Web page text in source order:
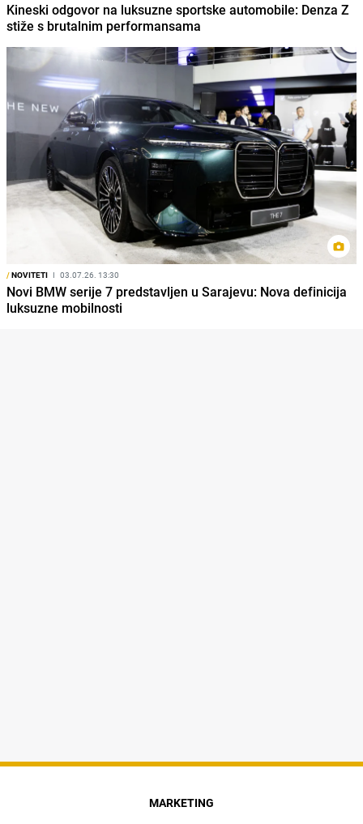
Kineski odgovor na luksuzne sportske automobile: Denza Z
stiže s brutalnim performansama
/NOVITETI I 03.07.26. 13:30
Novi BMW serije 7 predstavljen u Sarajevu: Nova definicija
luksuzne mobilnosti
MARKETING